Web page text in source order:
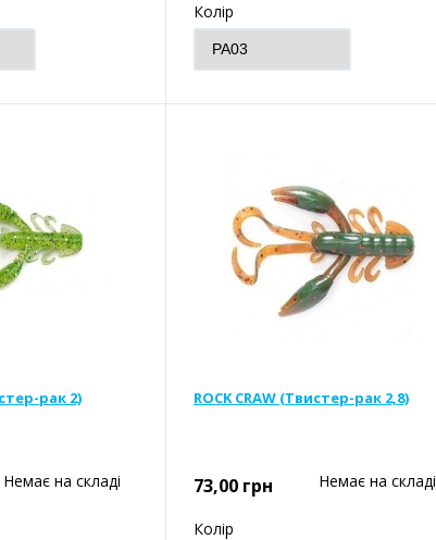
Колір
рак 2)
Немає на складі
ROCK CRAW (Твистер-рак 2,8)
73,00 грн Немає на складі
Колір